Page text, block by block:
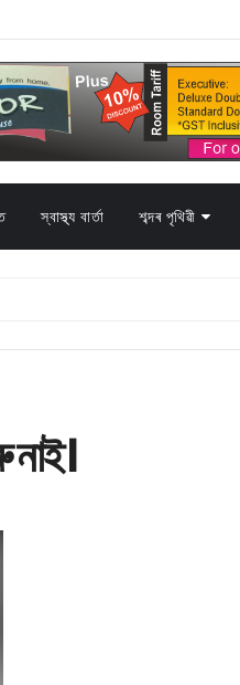
স্বাস্থ্য বাৰ্তা শব্দৰ পৃথিৱী
নাই।